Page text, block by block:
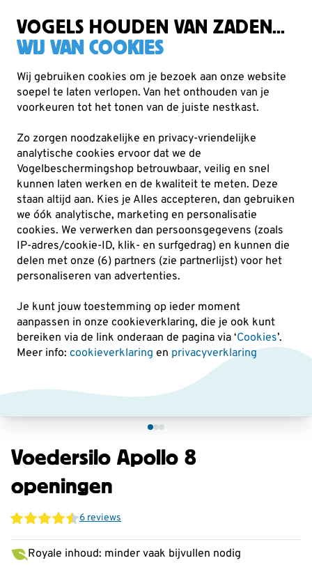
VOGELS HOUDEN VAN ZADEN...
WIJ VAN COOKIES
Wij gebruiken cookies om je bezoek aan onze website
soepel te laten verlopen. Van het onthouden van je
voorkeuren tot het tonen van de juiste nestkast.
Zo zorgen noodzakelijke en privacy-vriendelijke
analytische cookies ervoor dat we de
Vogelbeschermingshop betrouwbaar, veilig en snel
kunnen laten werken en de kwaliteit te meten. Deze
staan altijd aan. Kies je Alles accepteren, dan gebruiken
we óók analytische, marketing en personalisatie
cookies. We verwerken dan persoonsgegevens (zoals
IP-adres/cookie-ID, klik- en surfgedrag) en kunnen die
delen met onze (6) partners (zie partnerlijst) voor het
personaliseren van advertenties.
Je kunt jouw toestemming op ieder moment
aanpassen in onze cookieverklaring, die je ook kunt
bereiken via de link onderaan de pagina via ‘Cookies’.
Meer info: cookieverklaring en privacyverklaring
Voederhuisjes & -silo's Voedersilo's voor zaden
Voedersilo Apollo 8
openingen
6 reviews
Royale inhoud: minder vaak bijvullen nodig